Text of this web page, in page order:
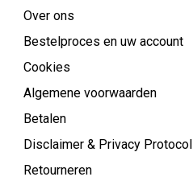
Over ons
Bestelproces en uw account
Cookies
Algemene voorwaarden
Betalen
Disclaimer & Privacy Protocol
Retourneren